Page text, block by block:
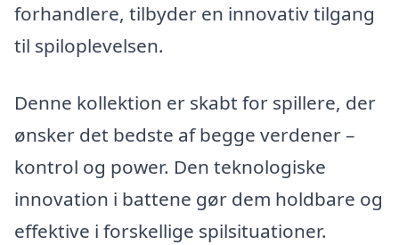
forhandlere, tilbyder en innovativ tilgang
til spiloplevelsen.
Denne kollektion er skabt for spillere, der
ønsker det bedste af begge verdener –
kontrol og power. Den teknologiske
innovation i battene gør dem holdbare og
effektive i forskellige spilsituationer.